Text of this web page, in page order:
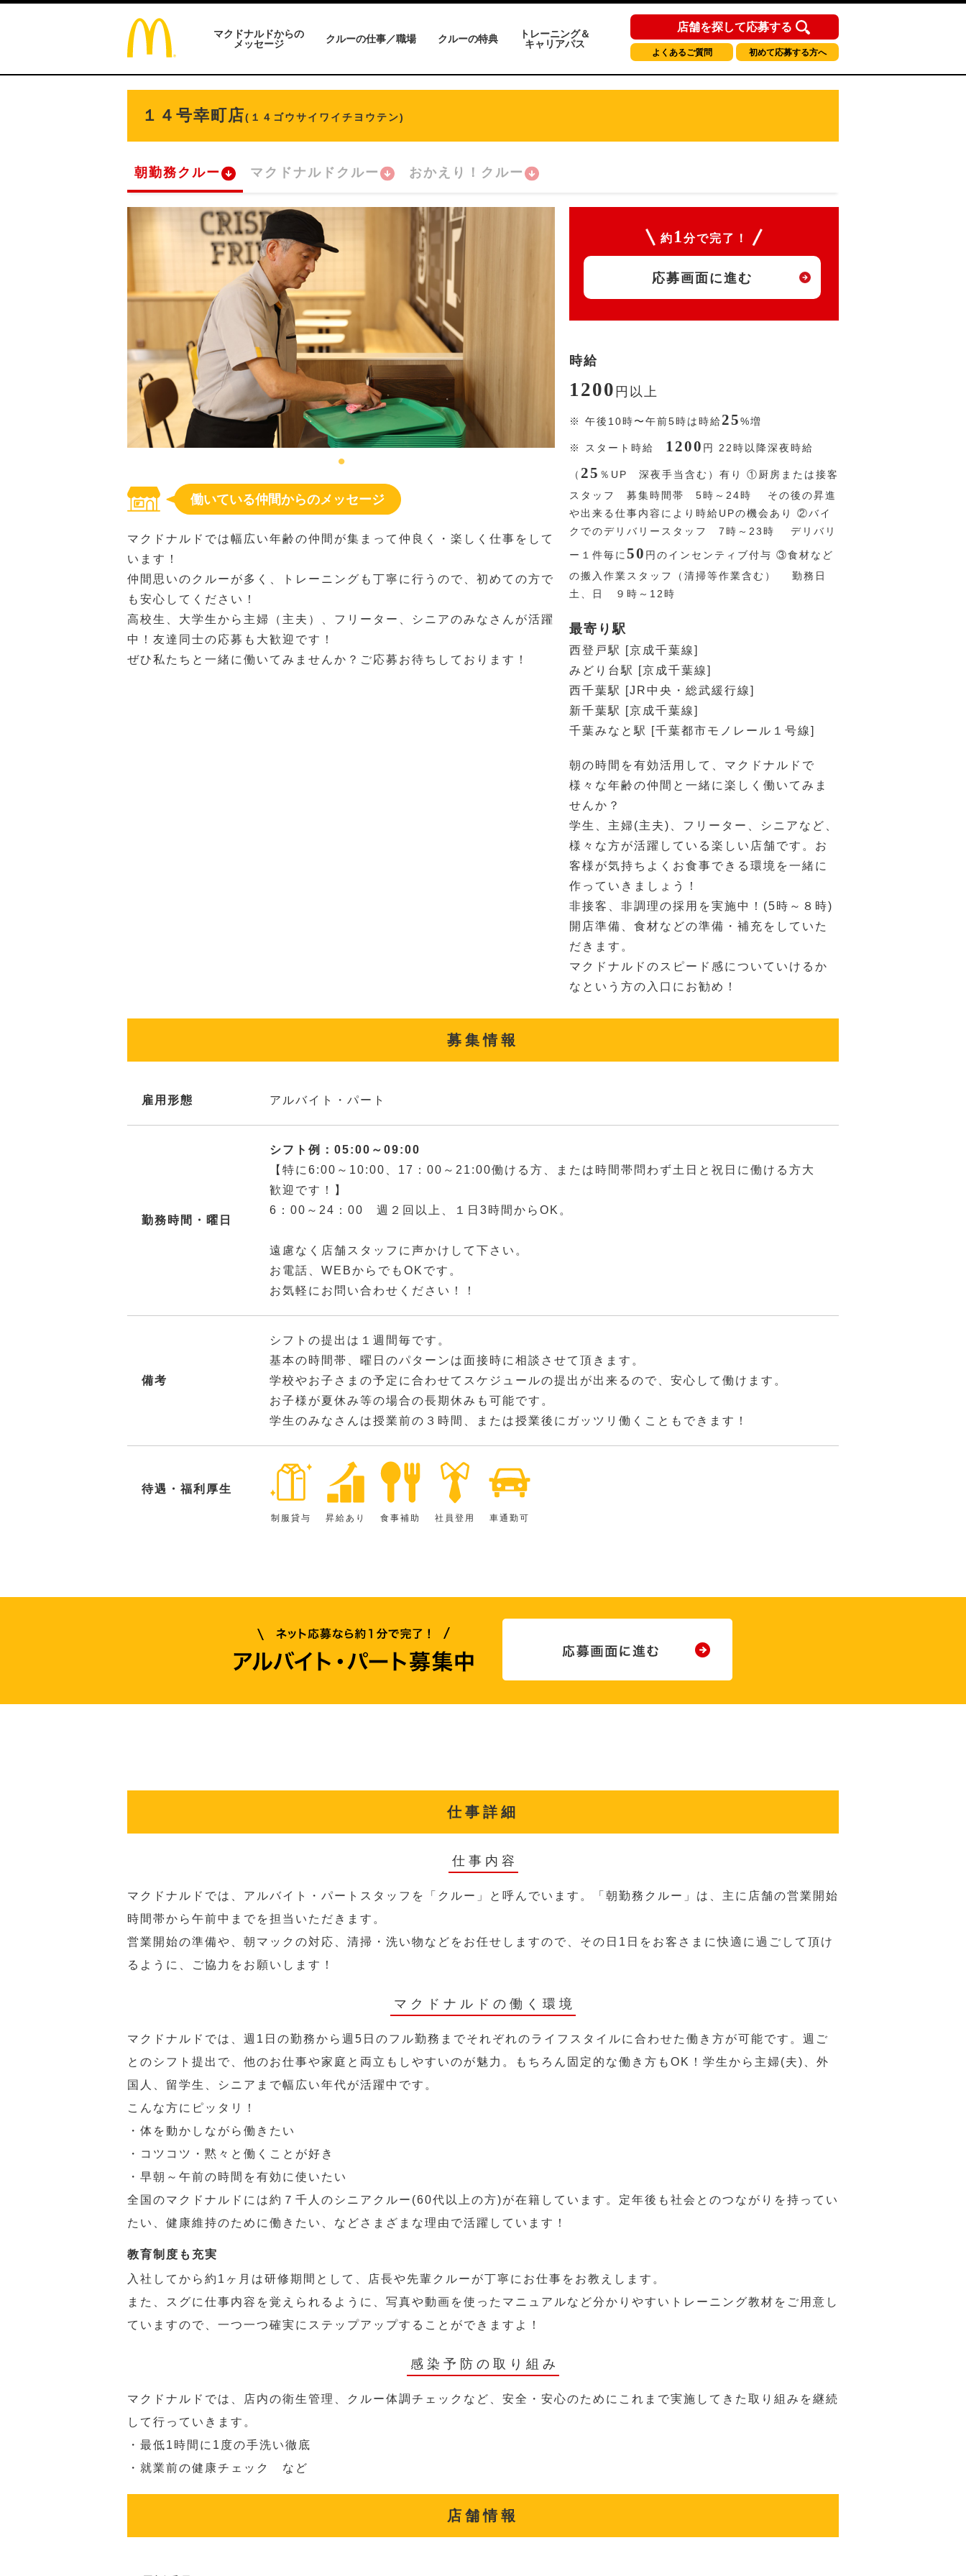
マクドナルドからの
メッセージ
クルーの仕事／職場 クルーの特典
トレーニング＆
キャリアパス
店舗を探して応募する
よくあるご質問 初めて応募する方へ
１４号幸町店(１４ゴウサイワイチヨウテン)
朝勤務クルー マクドナルドクルー おかえり！クルー
働いている仲間からのメッセージ
マクドナルドでは幅広い年齢の仲間が集まって仲良く・楽しく仕事をして
います！
仲間思いのクルーが多く、トレーニングも丁寧に行うので、初めての方で
も安心してください！
高校生、大学生から主婦（主夫）、フリーター、シニアのみなさんが活躍
中！友達同士の応募も大歓迎です！
ぜひ私たちと一緒に働いてみませんか？ご応募お待ちしております！
約 1 分で完了！
応募画面に進む
時給
1200 円 以上
※ 午後10時〜午前5時は時給25%増
※ スタート時給 1200 円 22時以降深夜時給
（ 25 ％ UP 深夜手当含む）有り ①厨房または接客
スタッフ 募集時間帯 5時～24時 その後の昇進
や出来る仕事内容により時給UPの機会あり ②バイ
クでのデリバリースタッフ 7時～23時 デリバリ
ー１件毎に 50 円 のインセンティブ付与 ③食材など
の搬入作業スタッフ（清掃等作業含む） 勤務日
土、日 ９時～12時
最寄り駅
西登戸駅 [京成千葉線]
みどり台駅 [京成千葉線]
西千葉駅 [JR中央・総武緩行線]
新千葉駅 [京成千葉線]
千葉みなと駅 [千葉都市モノレール１号線]
朝の時間を有効活用して、マクドナルドで
様々な年齢の仲間と一緒に楽しく働いてみま
せんか？
学生、主婦(主夫)、フリーター、シニアなど、
様々な方が活躍している楽しい店舗です。お
客様が気持ちよくお食事できる環境を一緒に
作っていきましょう！
非接客、非調理の採用を実施中！(5時～８時)
開店準備、食材などの準備・補充をしていた
だきます。
マクドナルドのスピード感についていけるか
なという方の入口にお勧め！
募集情報
雇用形態 アルバイト・パート
勤務時間・曜日
シフト例：05:00～09:00
【特に6:00～10:00、17：00～21:00働ける方、または時間帯問わず土日と祝日に働ける方大
歓迎です！】
6：00～24：00 週２回以上、１日3時間からOK。
遠慮なく店舗スタッフに声かけして下さい。
お電話、WEBからでもOKです。
お気軽にお問い合わせください！！
備考
シフトの提出は１週間毎です。
基本の時間帯、曜日のパターンは面接時に相談させて頂きます。
学校やお子さまの予定に合わせてスケジュールの提出が出来るので、安心して働けます。
お子様が夏休み等の場合の長期休みも可能です。
学生のみなさんは授業前の３時間、または授業後にガッツリ働くこともできます！
待遇・福利厚生
制服貸与 昇給あり 食事補助 社員登用 車通勤可
仕事詳細
仕事内容
マクドナルドでは、アルバイト・パートスタッフを「クルー」と呼んでいます。「朝勤務クルー」は、主に店舗の営業開始
時間帯から午前中までを担当いただきます。
営業開始の準備や、朝マックの対応、清掃・洗い物などをお任せしますので、その日1日をお客さまに快適に過ごして頂け
るように、ご協力をお願いします！
マクドナルドの働く環境
マクドナルドでは、週1日の勤務から週5日のフル勤務までそれぞれのライフスタイルに合わせた働き方が可能です。週ご
とのシフト提出で、他のお仕事や家庭と両立もしやすいのが魅力。もちろん固定的な働き方もOK！学生から主婦(夫)、外
国人、留学生、シニアまで幅広い年代が活躍中です。
こんな方にピッタリ！
・体を動かしながら働きたい
・コツコツ・黙々と働くことが好き
・早朝～午前の時間を有効に使いたい
全国のマクドナルドには約７千人のシニアクルー(60代以上の方)が在籍しています。定年後も社会とのつながりを持ってい
たい、健康維持のために働きたい、などさまざまな理由で活躍しています！
教育制度も充実
入社してから約1ヶ月は研修期間として、店長や先輩クルーが丁寧にお仕事をお教えします。
また、スグに仕事内容を覚えられるように、写真や動画を使ったマニュアルなど分かりやすいトレーニング教材をご用意し
ていますので、一つ一つ確実にステップアップすることができますよ！
感染予防の取り組み
マクドナルドでは、店内の衛生管理、クルー体調チェックなど、安全・安心のためにこれまで実施してきた取り組みを継続
して行っていきます。
・最低1時間に1度の手洗い徹底
・就業前の健康チェック など
店舗情報